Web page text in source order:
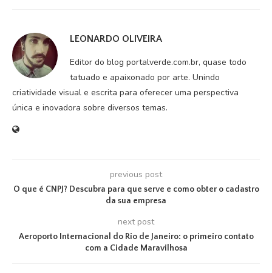
LEONARDO OLIVEIRA
Editor do blog portalverde.com.br, quase todo
tatuado e apaixonado por arte. Unindo
criatividade visual e escrita para oferecer uma perspectiva
única e inovadora sobre diversos temas.
previous post
O que é CNPJ? Descubra para que serve e como obter o cadastro
da sua empresa
next post
Aeroporto Internacional do Rio de Janeiro: o primeiro contato
com a Cidade Maravilhosa